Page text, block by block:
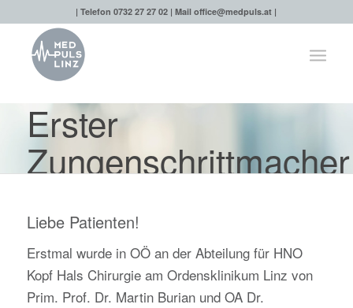
| Telefon 0732 27 27 02 | Mailoffice@medpuls.at |
Erster
Zungenschrittmacher
Liebe Patienten!
Erstmal wurde in OÖ an der Abteilung für HNO
Kopf Hals Chirurgie am Ordensklinikum Linz von
Prim. Prof. Dr. Martin Burian und OA Dr.